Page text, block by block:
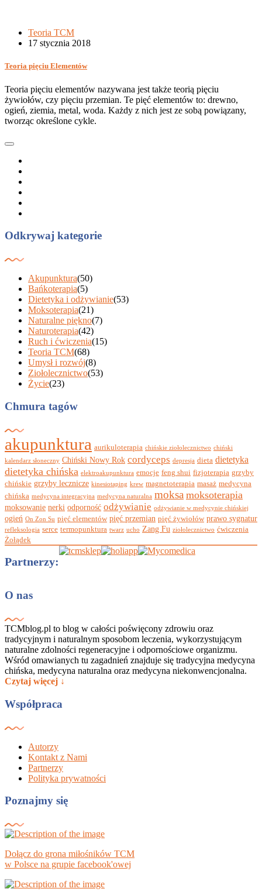
Teoria TCM
17 stycznia 2018
Teoria pięciu Elementów
Teoria pięciu elementów nazywana jest także teorią pięciu
żywiołów, czy pięciu przemian. Te pięć elementów to: drewno,
ogień, ziemia, metal, woda. Każdy z nich jest ze sobą powiązany,
tworząc określone cykle.
Odkrywaj kategorie
Akupunktura(50)
Bańkoterapia(5)
Dietetyka i odżywianie(53)
Moksoterapia(21)
Naturalne piękno(7)
Naturoterapia(42)
Ruch i ćwiczenia(15)
Teoria TCM(68)
Umysł i rozwój(8)
Ziołolecznictwo(53)
Życie(23)
Chmura tagów
akupunktura aurikuloterapia chińskie ziołolecznictwo chiński
kalendarz słoneczny Chiński Nowy Rok cordyceps depresja dieta dietetyka
dietetyka chińska elektroakupunktura emocje feng shui fizjoterapia grzyby
chińskie grzyby lecznicze kinesiotaping krew magnetoterapia masaż medycyna
chińska medycyna integracyjna medycyna naturalna moksa moksoterapia
moksowanie nerki odporność odżywianie odżywianie w medycynie chińskiej
ogień On Zon Su pięć elementów pięć przemian pięć żywiołów prawo sygnatur
refleksologia serce termopunktura twarz ucho Zang Fu ziołolecznictwo ćwiczenia
Żołądek
Partnerzy:
O nas
TCMblog.pl to blog w całości poświęcony zdrowiu oraz
tradycyjnym i naturalnym sposobom leczenia, wykorzystującym
naturalne zdolności regeneracyjne i odpornościowe organizmu.
Wśród omawianych tu zagadnień znajduje się tradycyjna medycyna
chińska, medycyna naturalna oraz medycyna niekonwencjonalna.
Czytaj więcej ↓
Współpraca
Autorzy
Kontakt z Nami
Partnerzy
Polityka prywatności
Poznajmy się
Dołącz do grona miłośników TCM
w Polsce na grupie facebook'owej